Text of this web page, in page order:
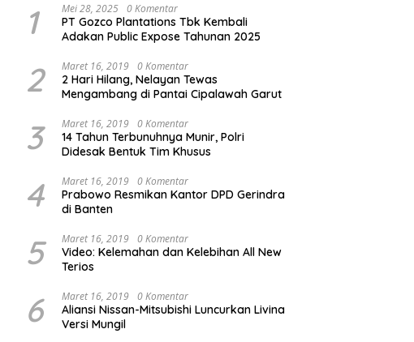
1 Mei 28, 2025 0 Komentar
PT Gozco Plantations Tbk Kembali
Adakan Public Expose Tahunan 2025
2 Maret 16, 2019 0 Komentar
2 Hari Hilang, Nelayan Tewas
Mengambang di Pantai Cipalawah Garut
3 Maret 16, 2019 0 Komentar
14 Tahun Terbunuhnya Munir, Polri
Didesak Bentuk Tim Khusus
4 Maret 16, 2019 0 Komentar
Prabowo Resmikan Kantor DPD Gerindra
di Banten
5 Maret 16, 2019 0 Komentar
Video: Kelemahan dan Kelebihan All New
Terios
6 Maret 16, 2019 0 Komentar
Aliansi Nissan-Mitsubishi Luncurkan Livina
Versi Mungil